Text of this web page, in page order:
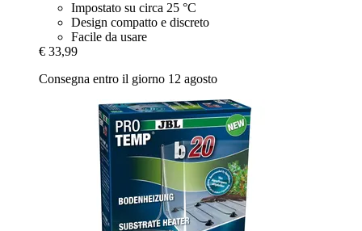
Impostato su circa 25 °C
Design compatto e discreto
Facile da usare
€ 33,99
Consegna entro il giorno 12 agosto